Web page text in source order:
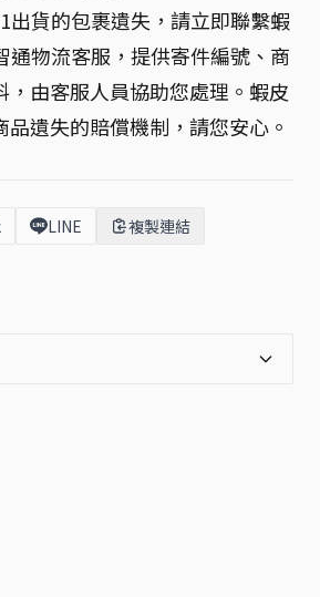
出貨的包裹遺失，請立即聯繫蝦
通物流客服，提供寄件編號、商
，由客服人員協助您處理。蝦皮
遺失的賠償機制，請您安心。
LINE 複製連結